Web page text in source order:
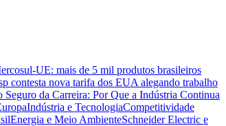
UE: mais de 5 mil produtos brasileiros
contesta nova tarifa dos EUA alegando trabalho
Seguro da Carreira: Por Que a Indústria Continua
Indústria e TecnologiaCompetitividade
Energia e Meio AmbienteSchneider Electric e